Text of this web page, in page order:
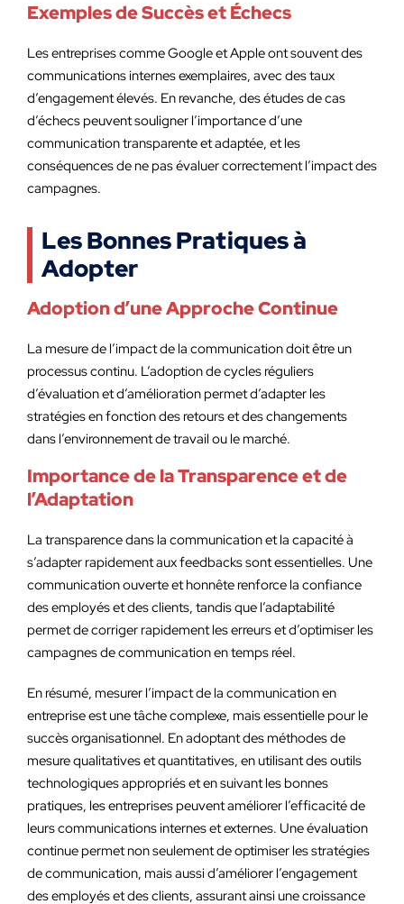
Exemples de Succès et Échecs
Les entreprises comme Google et Apple ont souvent des
communications internes exemplaires, avec des taux
d’engagement élevés. En revanche, des études de cas
d’échecs peuvent souligner l’importance d’une
communication transparente et adaptée, et les
conséquences de ne pas évaluer correctement l’impact des
campagnes.
Les Bonnes Pratiques à
Adopter
Adoption d’une Approche Continue
La mesure de l’impact de la communication doit être un
processus continu. L’adoption de cycles réguliers
d’évaluation et d’amélioration permet d’adapter les
stratégies en fonction des retours et des changements
dans l’environnement de travail ou le marché.
Importance de la Transparence et de
l’Adaptation
La transparence dans la communication et la capacité à
s’adapter rapidement aux feedbacks sont essentielles. Une
communication ouverte et honnête renforce la confiance
des employés et des clients, tandis que l’adaptabilité
permet de corriger rapidement les erreurs et d’optimiser les
campagnes de communication en temps réel.
En résumé, mesurer l’impact de la communication en
entreprise est une tâche complexe, mais essentielle pour le
succès organisationnel. En adoptant des méthodes de
mesure qualitatives et quantitatives, en utilisant des outils
technologiques appropriés et en suivant les bonnes
pratiques, les entreprises peuvent améliorer l’efficacité de
leurs communications internes et externes. Une évaluation
continue permet non seulement de optimiser les stratégies
de communication, mais aussi d’améliorer l’engagement
des employés et des clients, assurant ainsi une croissance